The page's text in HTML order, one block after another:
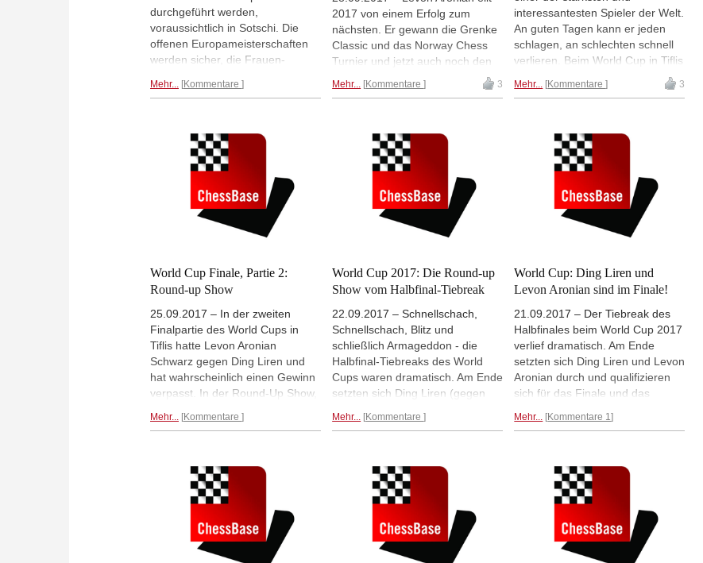
Mihail Marin überrascht damit,
wie modern die alten Meister vor
100 Jahren die Partie anlegten,
inkl. zwei interaktiver Videos –
Müller verrät Tipps und Tricks im
("Skandinavisch unter Druck",
"Neues aus der Fantasy-Variante"
etc.), Eröffnungsvideos von King,
Werle und Marin sowie
Trainingskolumnen zu Taktik,
Strategie und Endspiel. Das alles
durchgeführt werden,
voraussichtlich in Sotschi. Die
offenen Europameisterschaften
werden sicher, die Frauen-
möglicherweise erst danach
World Cup hat die ECU deshalb
eine andere Regelung festgelegt.
Mehr... Kommentare
2017 von einem Erfolg zum
nächsten. Er gewann die Grenke
Classic und das Norway Chess
Turnier und jetzt auch noch den
World Cup 2017. Im Tiebreak des
Finales besiegte Aronian den
Daniel King, wie brilliant Aronian
den Tiebreak gespielt und
gewonnen hat.
Mehr... Kommentare 3
interessantesten Spieler der Welt.
An guten Tagen kann er jeden
schlagen, an schlechten schnell
verlieren. Beim World Cup in Tiflis
verlor in Runde 5 gegen Levon
Aronian. Danach sprach er in
Inspiration und über den
Weltmeistertitel.
Mehr... Kommentare 3
World Cup Finale, Partie 2:
Round-up Show
25.09.2017 – In der zweiten
Finalpartie des World Cups in
Tiflis hatte Levon Aronian
Schwarz gegen Ding Liren und
hat wahrscheinlich einen Gewinn
verpasst. In der Round-Up Show,
um 21 Uhr auf dem ChessBase
Mehr... Kommentare
World Cup 2017: Die Round-up
Show vom Halbfinal-Tiebreak
22.09.2017 – Schnellschach,
Schnellschach, Blitz und
schließlich Armageddon - die
Halbfinal-Tiebreaks des World
Cups waren dramatisch. Am Ende
setzten sich Ding Liren (gegen
(gegen Maxime Vachier-Lagrave)
auf dem ChessBase Server
gezeigt wird, hat Lawrence Trent
die Höhepunkte des Tiebreaks
noch einmal zusammengefasst.
Mehr... Kommentare
World Cup: Ding Liren und
Levon Aronian sind im Finale!
21.09.2017 – Der Tiebreak des
Halbfinales beim World Cup 2017
verlief dramatisch. Am Ende
setzten sich Ding Liren und Levon
Aronian durch und qualifizieren
sich für das Finale und das
Liren gewann nach vier
Amruta Mokal
Mehr... Kommentare 1